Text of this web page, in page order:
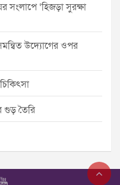
সংলাপে ‘হিজড়া সুরক্ষা
সমন্বিত উদ্যোগের ওপর
গুড় তৈরি